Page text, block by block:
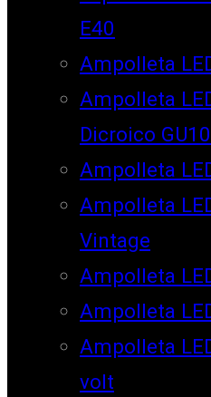
E40
Ampolleta
Ampolleta
Dicroico
Ampolleta
Ampolleta
Vintage
Ampolleta
Ampolleta
Ampolleta
volt